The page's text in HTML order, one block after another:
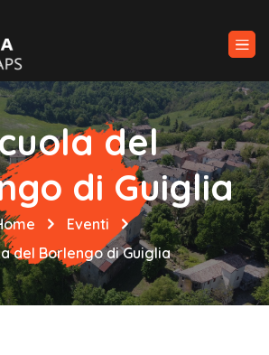
del
di Guiglia
Eventi
del Borlengo di Guiglia